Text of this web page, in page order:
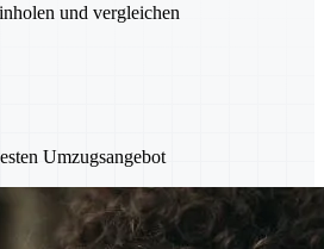
und vergleichen
Umzugsangebot